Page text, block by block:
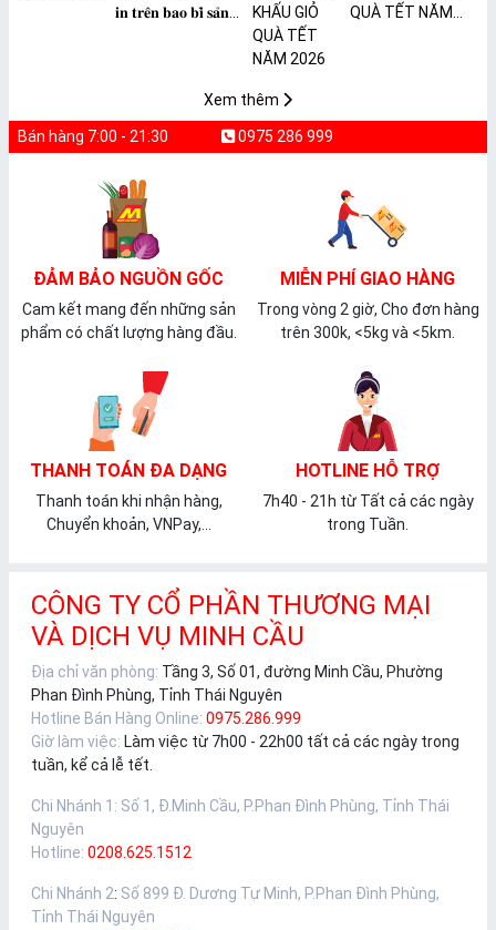
𝐢𝐧 𝐭𝐫𝐞̂𝐧 𝐛𝐚𝐨 𝐛𝐢̀ 𝐬𝐚̉𝐧
QUÀ TẾT NĂM
Xem thêm
Bán hàng 7:00 - 21:30 0975 286 999
ĐẢM BẢO NGUỒN GỐC
Cam kết mang đến những sản
phẩm có chất lượng hàng đầu.
MIỄN PHÍ GIAO HÀNG
Trong vòng 2 giờ, Cho đơn hàng
trên 300k, <5kg và <5km.
THANH TOÁN ĐA DẠNG
Thanh toán khi nhận hàng,
Chuyển khoản, VNPay,...
HOTLINE HỖ TRỢ
7h40 - 21h từ Tất cả các ngày
trong Tuần.
CÔNG TY CỔ PHẦN THƯƠNG MẠI
VÀ DỊCH VỤ MINH CẦU
Địa chỉ văn phòng: Tầng 3, Số 01, đường Minh Cầu, Phường
Phan Đình Phùng, Tỉnh Thái Nguyên
Hotline Bán Hàng Online: 0975.286.999
Giờ làm việc: Làm việc từ 7h00 - 22h00 tất cả các ngày trong
tuần, kể cả lễ tết.
Chi Nhánh 1 : Số 1, Đ.Minh Cầu, P.Phan Đình Phùng, Tỉnh Thái
Nguyên
Hotline: 0208.625.1512
Chi Nhánh 2: Số 899 Đ. Dương Tự Minh, P.Phan Đình Phùng,
Tỉnh Thái Nguyên